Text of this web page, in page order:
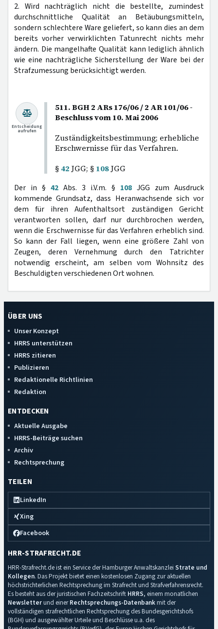
2. Wird nachträglich nicht die bestellte, zumindest
durchschnittliche Qualität an Betäubungsmitteln,
sondern schlechtere Ware geliefert, so kann dies an dem
bereits vorher verwirklichten Tatunrecht nichts mehr
ändern. Die mangelhafte Qualität kann lediglich ähnlich
wie eine nachträgliche Sicherstellung der Ware bei der
Strafzumessung berücksichtigt werden.
511. BGH 2 ARs 176/06 / 2 AR 101/06 -
Beschluss vom 10. Mai 2006
Zuständigkeitsbestimmung; erhebliche
Erschwernisse für das Verfahren.
§ 42 JGG; § 108JGG
Entscheidung
aufrufen
Der in § 42 Abs. 3 i.V.m. § 108 JGG zum Ausdruck
kommende Grundsatz, dass Heranwachsende sich vor
dem für ihren Aufenthaltsort zuständigen Gericht
verantworten sollen, darf nur durchbrochen werden,
wenn die Erschwernisse für das Verfahren erheblich sind.
So kann der Fall liegen, wenn eine größere Zahl von
Zeugen, deren Vernehmung durch den Tatrichter
notwendig erscheint, am selben vom Wohnsitz des
Beschuldigten verschiedenen Ort wohnen.
ÜBER UNS
Unser Konzept
HRRS unterstützen
HRRS zitieren
Publizieren
Redaktionelle Richtlinien
Redaktion
ENTDECKEN
Aktuelle Ausgabe
HRRS-Beiträge suchen
Archiv
Rechtsprechung
TEILEN
LinkedIn
Xing
Facebook
HRR-STRAFRECHT.DE
HRR-Strafrecht.de ist ein Service der Hamburger Anwaltskanzlei Strate und
Kollegen. Das Projekt bietet einen kostenlosen Zugang zur aktuellen
höchstrichterlichen Rechtsprechung im Strafrecht und Strafverfahrensrecht.
Es besteht aus der juristischen Fachzeitschrift HRRS, einem monatlichen
Newsletterund einerRechtsprechungs-Datenbankmit der
vollständigen strafrechtlichen Rechtsprechung des Bundesgerichtshofs
(BGH) und ausgewählter Urteile und Beschlüsse u.a. des